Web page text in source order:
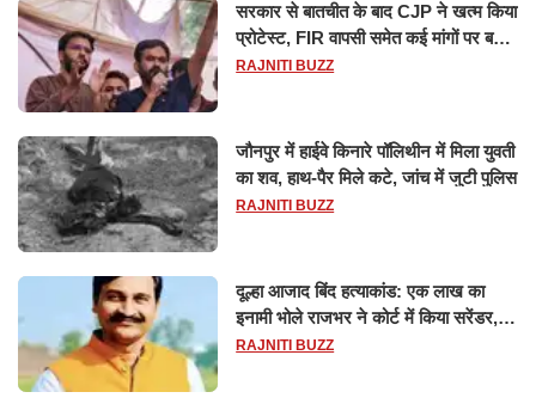
सरकार से बातचीत के बाद CJP ने खत्म किया
प्रोटेस्ट, FIR वापसी समेत कई मांगों पर बनी
सहमति
RAJNITI BUZZ
जौनपुर में हाईवे किनारे पॉलिथीन में मिला युवती
का शव, हाथ-पैर मिले कटे, जांच में जुटी पुलिस
RAJNITI BUZZ
दूल्हा आजाद बिंद हत्याकांड: एक लाख का
इनामी भोले राजभर ने कोर्ट में किया सरेंडर,
14 दिन के लिए भेजा गया जेल
RAJNITI BUZZ